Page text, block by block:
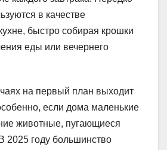
в качестве
быстро собирая крошки
еды или вечернего
на первый план выходит
если дома маленькие
животные, пугающиеся
2025 году большинство